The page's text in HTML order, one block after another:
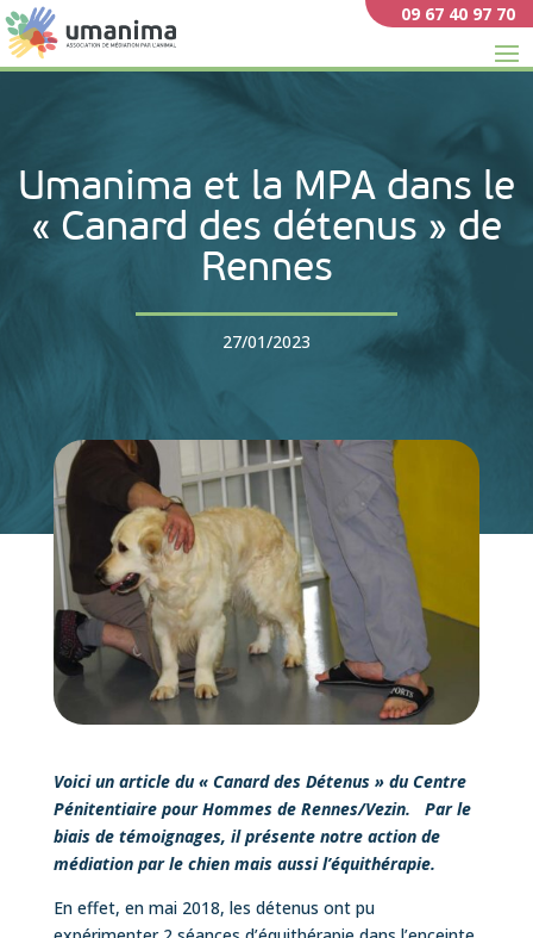
09 67 40 97 70
Umanima et la MPA dans le
« Canard des détenus » de
Rennes
27/01/2023
Voici un article du « Canard des Détenus » du Centre
Pénitentiaire pour Hommes de Rennes/Vezin. Par le
biais de témoignages, il présente notre action de
médiation par le chien mais aussi l’équithérapie.
En effet, en mai 2018, les détenus ont pu